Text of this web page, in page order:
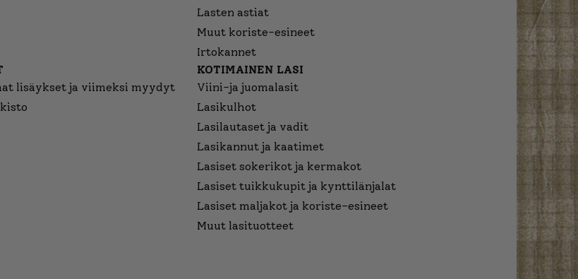
Lasten astiat
Muut koriste-esineet
Irtokannet
lisäykset ja viimeksi myydyt
KOTIMAINEN LASI
Viini-ja juomalasit
Lasikulhot
Lasilautaset ja vadit
Lasikannut ja kaatimet
Lasiset sokerikot ja kermakot
Lasiset tuikkukupit ja kynttilänjalat
Lasiset maljakot ja koriste-esineet
Muut lasituotteet